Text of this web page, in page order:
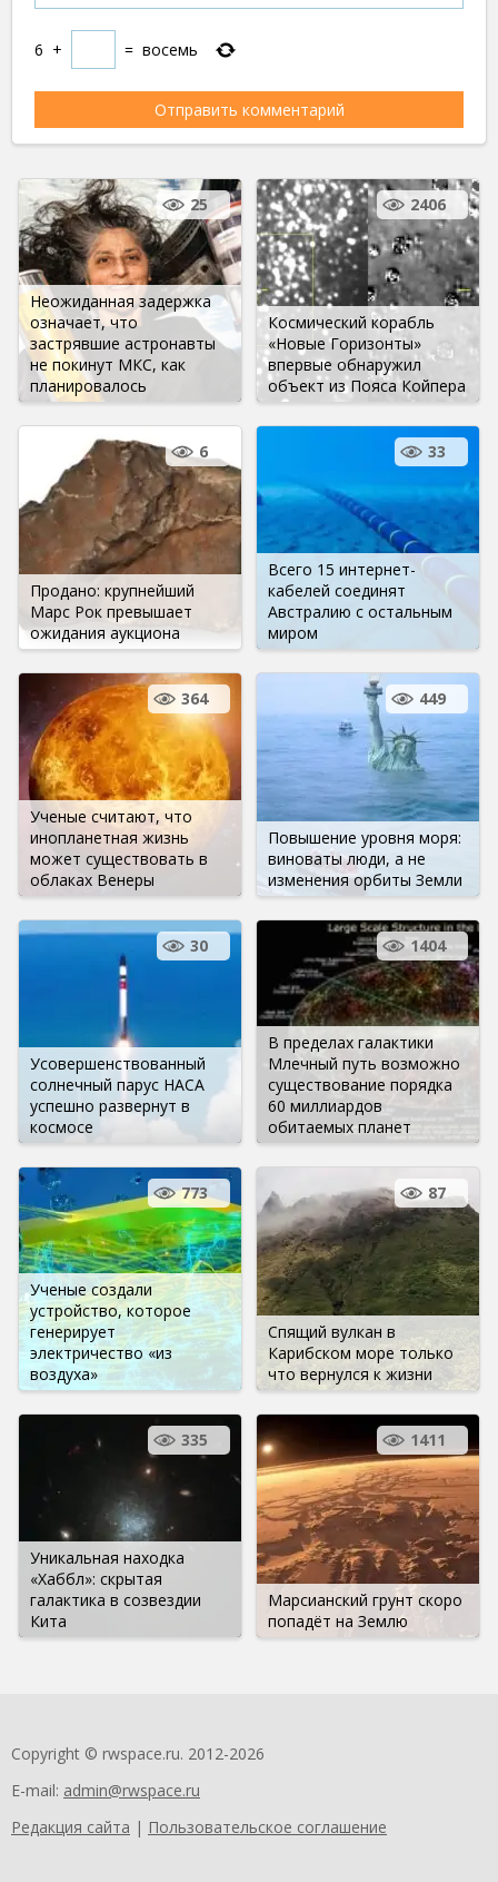
6 + = восемь
Неожиданная задержка
означает, что
застрявшие астронавты
не покинут МКС, как
планировалось
25
Космический корабль
«Новые Горизонты»
впервые обнаружил
объект из Пояса Койпера
2406
Продано: крупнейший
Марс Рок превышает
ожидания аукциона
6
Всего 15 интернет-
кабелей соединят
Австралию с остальным
миром
33
Ученые считают, что
инопланетная жизнь
может существовать в
облаках Венеры
364
Повышение уровня моря:
виноваты люди, а не
изменения орбиты Земли
449
Усовершенствованный
солнечный парус НАСА
успешно развернут в
космосе
30
В пределах галактики
Млечный путь возможно
существование порядка
60 миллиардов
обитаемых планет
1404
Ученые создали
устройство, которое
генерирует
электричество «из
воздуха»
773
Спящий вулкан в
Карибском море только
что вернулся к жизни
87
Уникальная находка
«Хаббл»: скрытая
галактика в созвездии
Кита
335
Марсианский грунт скоро
попадёт на Землю
1411
Copyright © rwspace.ru. 2012-2026
E-mail: admin@rwspace.ru
Редакция сайта | Пользовательское соглашение